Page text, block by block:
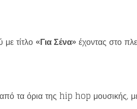
τίτλο «Για Σένα»έχοντας στο
τα όρια της hip hop μουσικής, με